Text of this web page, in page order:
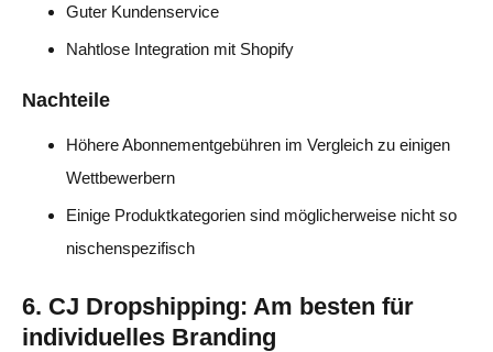
Guter Kundenservice
Nahtlose Integration mit Shopify
Nachteile
Höhere Abonnementgebühren im Vergleich zu einigen
Wettbewerbern
Einige Produktkategorien sind möglicherweise nicht so
nischenspezifisch
6. CJ Dropshipping: Am besten für
individuelles Branding